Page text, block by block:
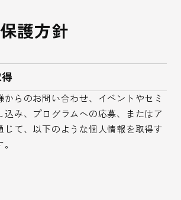
護方針
からのお問い合わせ、イベントやセミ
込み、プログラムへの応募、またはア
じて、以下のような個人情報を取得す